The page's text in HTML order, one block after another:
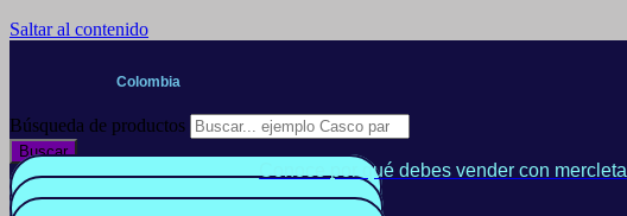
Saltar al contenido
Colombia
Búsqueda de productos
Buscar
Conoce por qué debes vender con mercleta